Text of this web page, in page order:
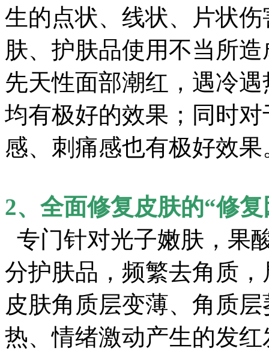
生的点状、线状、片状
肤、护肤品使用不当所
先天性面部潮红，遇冷
均有极好的效果；同时
感、刺痛感也有极好效果
2、全面修复皮肤的“修
专门针对光子嫩肤，果
分护肤品，频繁去角质
皮肤角质层变薄、角质
热、情绪激动产生的发